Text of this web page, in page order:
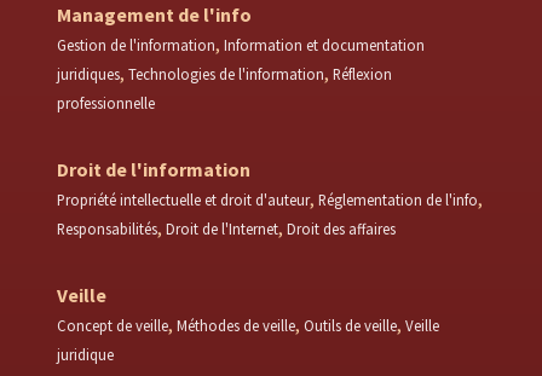
Management de l'info
Gestion de l'information Information et documentation
juridiques Technologies de l'information Réflexion
professionnelle
Droit de l'information
Propriété intellectuelle et droit d'auteur Réglementation de l'info
Responsabilités Droit de l'Internet Droit des affaires
Veille
Concept de veille Méthodes de veille Outils de veille Veille
juridique